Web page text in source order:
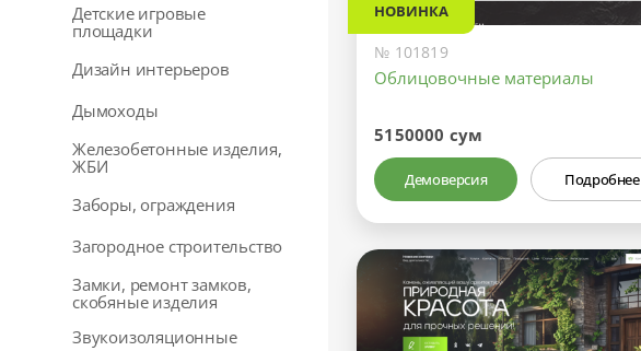
Детские игровые
площадки
Дизайн интерьеров
Дымоходы
Железобетонные изделия,
ЖБИ
Заборы, ограждения
Загородное строительство
Замки, ремонт замков,
скобяные изделия
Звукоизоляционные
НОВИНКА
№ 101819
Облицовочные материалы
5150000 сум
Демоверсия Подробнее